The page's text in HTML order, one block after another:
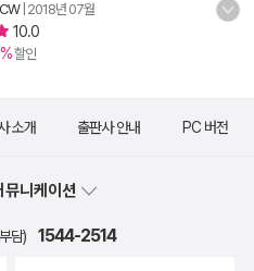
| 2018년 07월
10.0
할인
소개 출판사 안내 PC 버전
니케이션
담) 1544-2514